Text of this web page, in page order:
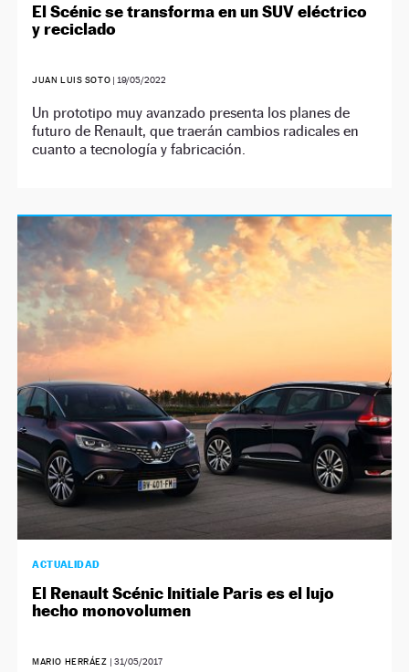
El Scénic se transforma en un SUV eléctrico
y reciclado
JUAN LUIS SOTO | 19/05/2022
Un prototipo muy avanzado presenta los planes de
futuro de Renault, que traerán cambios radicales en
cuanto a tecnología y fabricación.
ACTUALIDAD
El Renault Scénic Initiale Paris es el lujo
hecho monovolumen
MARIO HERRÁEZ | 31/05/2017